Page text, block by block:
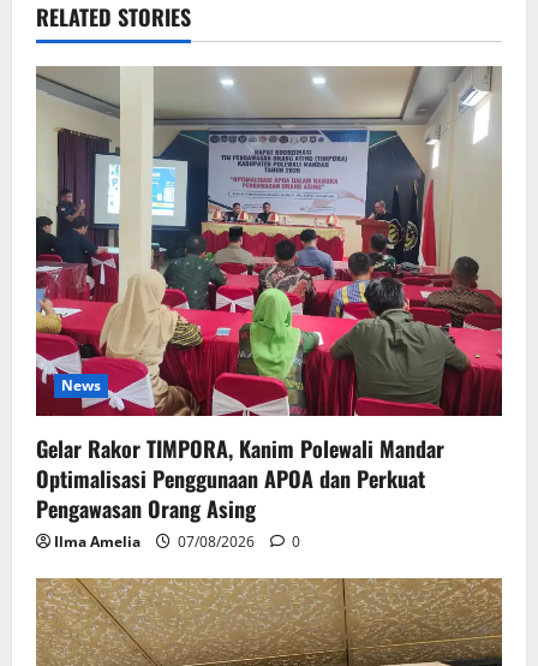
RELATED STORIES
News
Gelar Rakor TIMPORA, Kanim Polewali Mandar
Optimalisasi Penggunaan APOA dan Perkuat
Pengawasan Orang Asing
Ilma Amelia 07/08/2026 0